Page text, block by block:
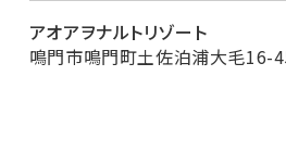
アオアヲナルトリゾート
鳴門市鳴門町土佐泊浦大毛16-